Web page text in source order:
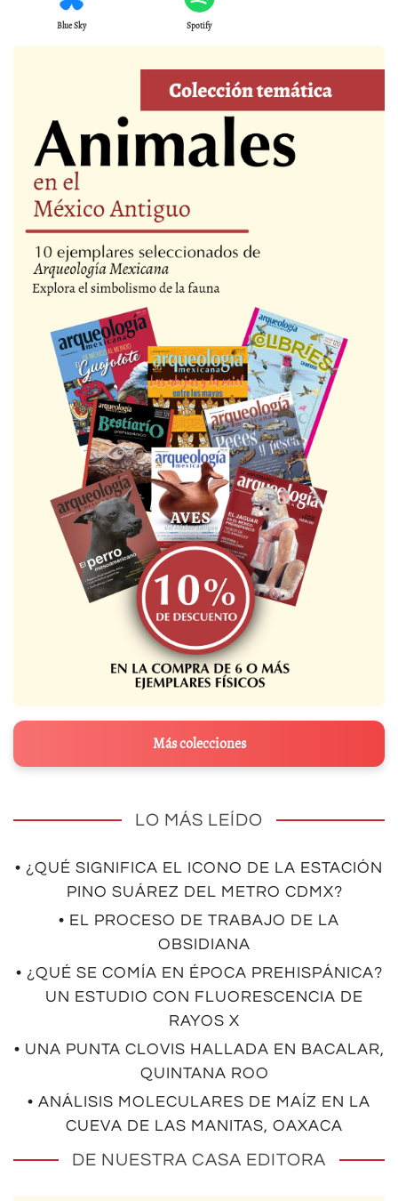
Blue Sky Spotify
Más colecciones
LO MÁS LEÍDO
• ¿QUÉ SIGNIFICA EL ICONO DE LA ESTACIÓN
PINO SUÁREZ DEL METRO CDMX?
• EL PROCESO DE TRABAJO DE LA
OBSIDIANA
• ¿QUÉ SE COMÍA EN ÉPOCA PREHISPÁNICA?
UN ESTUDIO CON FLUORESCENCIA DE
RAYOS X
• UNA PUNTA CLOVIS HALLADA EN BACALAR,
QUINTANA ROO
• ANÁLISIS MOLECULARES DE MAÍZ EN LA
CUEVA DE LAS MANITAS, OAXACA
DE NUESTRA CASA EDITORA